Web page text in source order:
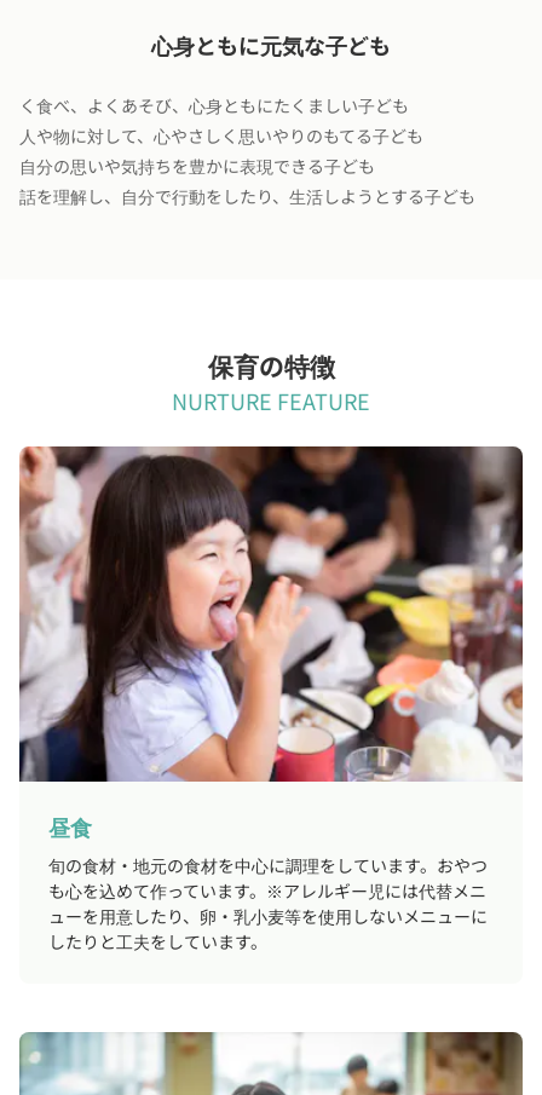
心身ともに元気な子ども
く食べ、よくあそび、心身ともにたくましい子ども
人や物に対して、心やさしく思いやりのもてる子ども
自分の思いや気持ちを豊かに表現できる子ども
話を理解し、自分で行動をしたり、生活しようとする子ども
保育の特徴
NURTURE FEATURE
昼食
旬の食材・地元の食材を中心に調理をしています。おやつ
も心を込めて作っています。※アレルギー児には代替メニ
ューを用意したり、卵・乳小麦等を使用しないメニューに
したりと工夫をしています。